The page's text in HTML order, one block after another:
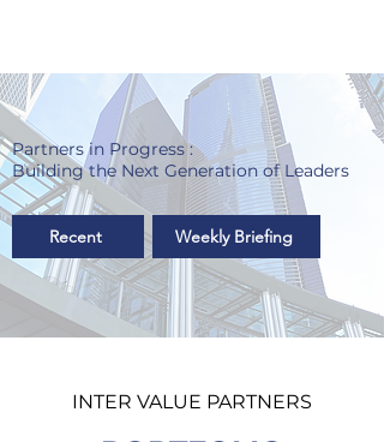
Partners in Progress :
Building the Next Generation of Leaders
Recent Weekly Briefing
INTER VALUE PARTNERS